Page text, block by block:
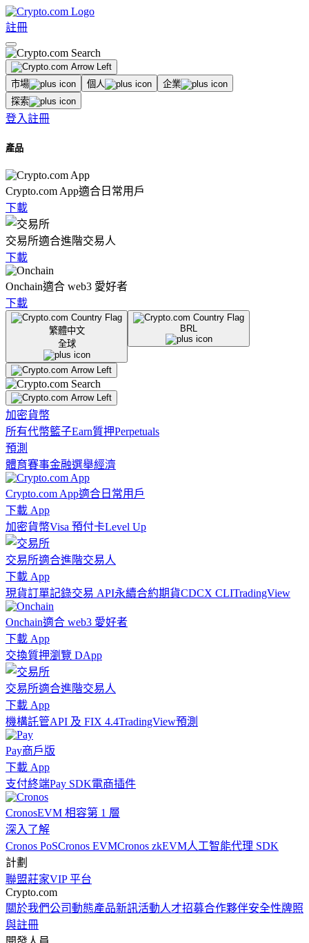
註冊
市場 個人
企業
探索
登入註冊
產品
Crypto.com App適合日常用戶
下載
交易所適合進階交易人
下載
Onchain適合 web3 愛好者
下載
繁體中文
全球
BRL
加密貨幣
所有代幣籃子Earn質押Perpetuals
預測
體育賽事金融選舉經濟
Crypto.com App適合日常用戶
下載 App
加密貨幣Visa 預付卡Level Up
交易所適合進階交易人
下載 App
現貨訂單記錄交易 API永續合約期貨CDCX CLITradingView
Onchain適合 web3 愛好者
下載 App
交換質押瀏覽 DApp
交易所適合進階交易人
下載 App
機構託管API 及 FIX 4.4TradingView預測
Pay商戶版
下載 App
支付終端Pay SDK電商插件
CronosEVM 相容第 1 層
深入了解
Cronos PoSCronos EVMCronos zkEVM人工智能代理 SDK
計劃
聯盟莊家VIP 平台
Crypto.com
關於我們公司動態產品新訊活動人才招募合作夥伴安全性牌照
與註冊